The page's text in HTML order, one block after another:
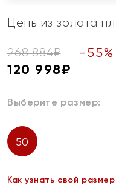
Цепь из золота
268 884₽ - 55%
120 998₽
Выберите размер:
50
Как узнать свой размер